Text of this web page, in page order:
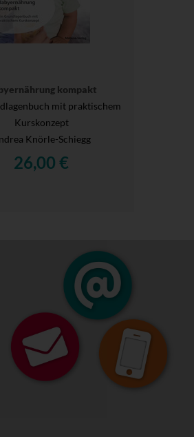
kompakt
mit praktischem
Kurskonzept
Knörle-Schiegg
26,00 €